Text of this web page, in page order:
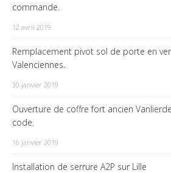
commande.
12 avril 2019
Remplacement pivot sol de porte en
Valenciennes.
30 janvier 2019
Ouverture de coffre fort ancien
code.
16 janvier 2019
Installation de serrure A2P sur Lille